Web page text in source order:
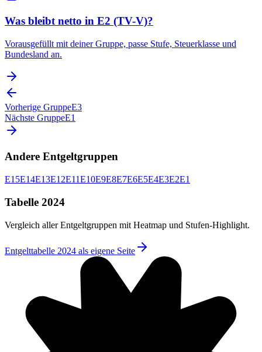
Was bleibt netto in E2 (TV-V)?
Vorausgefüllt mit deiner Gruppe, passe Stufe, Steuerklasse und
Bundesland an.
Vorherige GruppeE3
Nächste GruppeE1
Andere Entgeltgruppen
E15E14E13E12E11E10E9E8E7E6E5E4E3E2E1
Tabelle 2024
Vergleich aller Entgeltgruppen mit Heatmap und Stufen-Highlight.
Entgelttabelle 2024 als eigene Seite